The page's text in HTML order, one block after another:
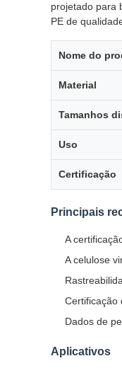
projetado para
PE de
Nome do
Material
Tamanhos
Uso
Certificação
Principais
A
A celulose
Certificação
Dados de
Aplicativos